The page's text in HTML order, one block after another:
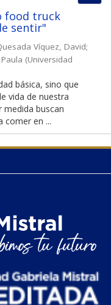
food truck
sentir"
Víquez, David;
(Universidad
básica, sino que
vida de nuestra
medida buscan
comer en ...